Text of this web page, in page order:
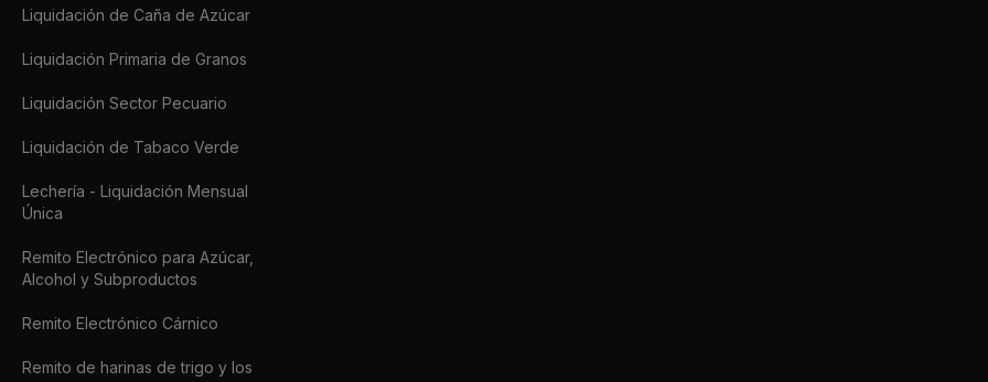
Liquidación de Caña de Azúcar
Liquidación Primaria de Granos
Liquidación Sector Pecuario
Liquidación de Tabaco Verde
Lechería - Liquidación Mensual
Única
Remito Electrónico para Azúcar,
Alcohol y Subproductos
Remito Electrónico Cárnico
Remito de harinas de trigo y los